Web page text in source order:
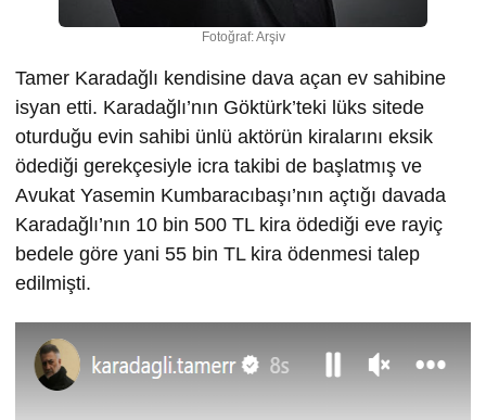
Fotoğraf: Arşiv
Tamer Karadağlı kendisine dava açan ev sahibine
isyan etti. Karadağlı’nın Göktürk’teki lüks sitede
oturduğu evin sahibi ünlü aktörün kiralarını eksik
ödediği gerekçesiyle icra takibi de başlatmış ve
Avukat Yasemin Kumbaracıbaşı’nın açtığı davada
Karadağlı’nın 10 bin 500 TL kira ödediği eve rayiç
bedele göre yani 55 bin TL kira ödenmesi talep
edilmişti.